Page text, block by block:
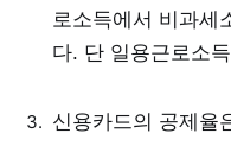
로소득에서 비과세
다. 단 일용근로소
신용카드의 공제율